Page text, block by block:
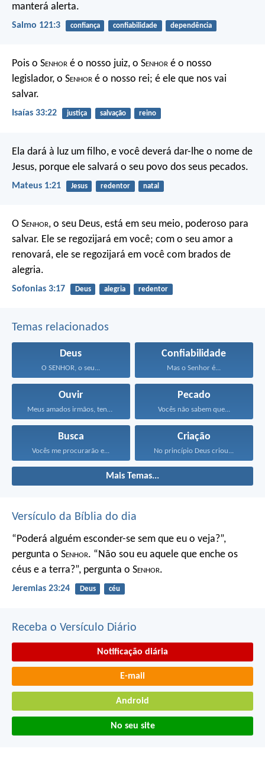
manterá alerta.
Salmo 121:3 confiança confiabilidade dependência
Pois o Senhor é o nosso juiz, o Senhor é o nosso
legislador, o Senhor é o nosso rei; é ele que nos vai
salvar.
Isaías 33:22 justiça salvação reino
Ela dará à luz um filho, e você deverá dar-lhe o nome de
Jesus, porque ele salvará o seu povo dos seus pecados.
Mateus 1:21 Jesus redentor natal
O Senhor, o seu Deus, está em seu meio, poderoso para
salvar. Ele se regozijará em você; com o seu amor a
renovará, ele se regozijará em você com brados de
alegria.
Sofonias 3:17 Deus alegria redentor
Temas relacionados
Deus
O SENHOR, o seu...
Confiabilidade
Mas o Senhor é...
Ouvir
Meus amados irmãos, tenham...
Pecado
Vocês não sabem que...
Busca
Vocês me procurarão e...
Criação
No princípio Deus criou...
Mais Temas...
Versículo da Bíblia do dia
“Poderá alguém esconder-se sem que eu o veja?”,
pergunta o Senhor. “Não sou eu aquele que enche os
céus e a terra?”, pergunta o Senhor.
Jeremias 23:24 Deus céu
Receba o Versículo Diário
Notificação diária
E-mail
Android
No seu site